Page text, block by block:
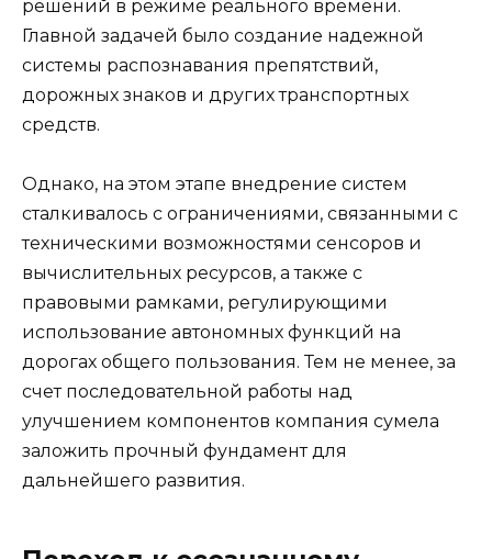
решений в режиме реального времени.
Главной задачей было создание надежной
системы распознавания препятствий,
дорожных знаков и других транспортных
средств.
Однако, на этом этапе внедрение систем
сталкивалось с ограничениями, связанными с
техническими возможностями сенсоров и
вычислительных ресурсов, а также с
правовыми рамками, регулирующими
использование автономных функций на
дорогах общего пользования. Тем не менее, за
счет последовательной работы над
улучшением компонентов компания сумела
заложить прочный фундамент для
дальнейшего развития.